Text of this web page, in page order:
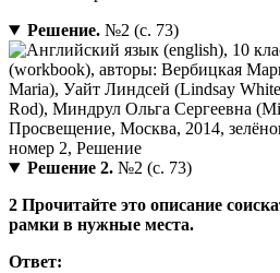
Решение.№2 (с. 73)
Решение 2.№2 (с. 73)
2 Прочитайте это описание
рамки в нужные места.
Ответ: